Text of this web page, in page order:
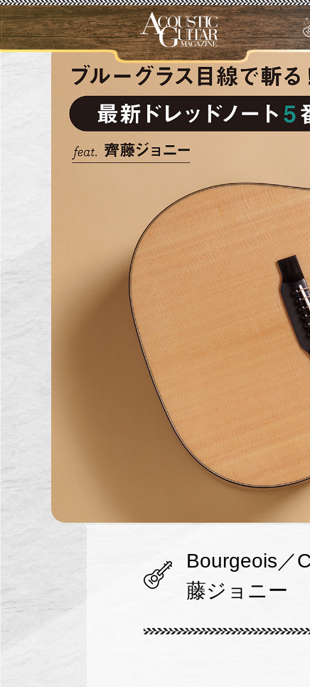
Bourgeois／
藤ジョニー